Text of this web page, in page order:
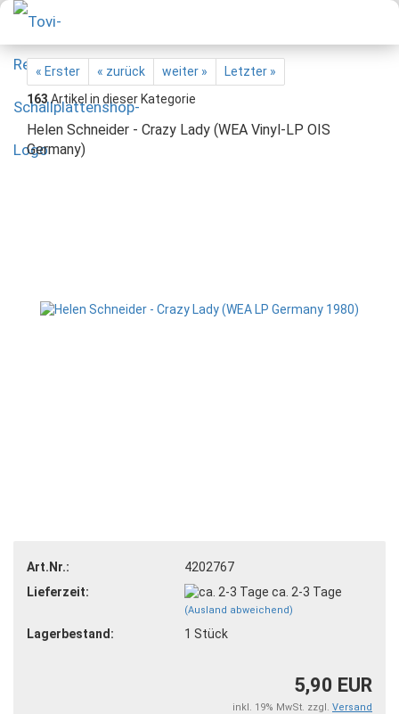
« Erster « zurück weiter »
Letzter »
163Artikel in dieser Kategorie
Helen Schneider - Crazy Lady (WEA Vinyl-LP OIS
Germany)
Art.Nr.:
4202767
Lieferzeit:
ca. 2-3 Tage
(Ausland abweichend)
Lagerbestand: 1 Stück
5,90 EUR
inkl. 19% MwSt. zzgl. Versand